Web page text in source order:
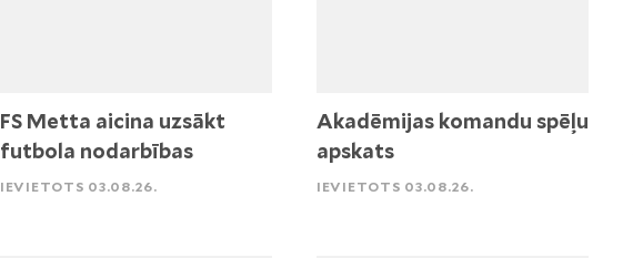
FS Metta aicina uzsākt
futbola nodarbības
IEVIETOTS 03.08.26.
Akadēmijas komandu spēļu
apskats
IEVIETOTS 03.08.26.